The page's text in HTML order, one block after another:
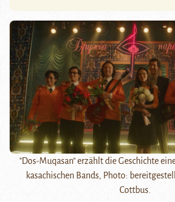
"Dos-Muqasan" erzählt die Geschichte
kasachischen Bands, Photo:
Cottbus.